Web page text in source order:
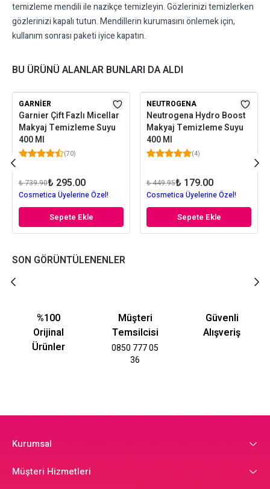
temizleme mendili ile nazikçe temizleyin. Gözlerinizi temizlerken
gözlerinizi kapalı tutun. Mendillerin kurumasını önlemek için,
kullanım sonrası paketi iyice kapatın.
BU ÜRÜNÜ ALANLAR BUNLARI DA ALDI
GARNIER
Garnier Çift Fazlı Micellar
Makyaj Temizleme Suyu
400 Ml
(70)
₺ 739.90₺ 295.00
Cosmetica Üyelerine Özel!
Sepete Ekle
NEUTROGENA
Neutrogena Hydro Boost
Makyaj Temizleme Suyu
400 Ml
(4)
₺ 449.95₺ 179.00
Cosmetica Üyelerine Özel!
Sepete Ekle
SON GÖRÜNTÜLENENLER
%100
Orijinal
Ürünler
Müşteri
Temsilcisi
0850 777 05
36
Güvenli
Alışveriş
Kurumsal
Müşteri Hizmetleri